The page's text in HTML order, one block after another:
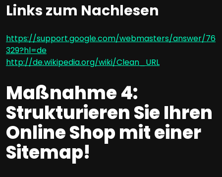
Links zum Nachlesen
https://support.google.com/webmasters/answer/76
329?hl=de
http://de.wikipedia.org/wiki/Clean_URL
Maßnahme 4:
Strukturieren Sie Ihren
Online Shop mit einer
Sitemap!